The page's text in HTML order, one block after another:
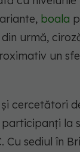
boala
urmă,
un
cercetători
la
Cu sediul în